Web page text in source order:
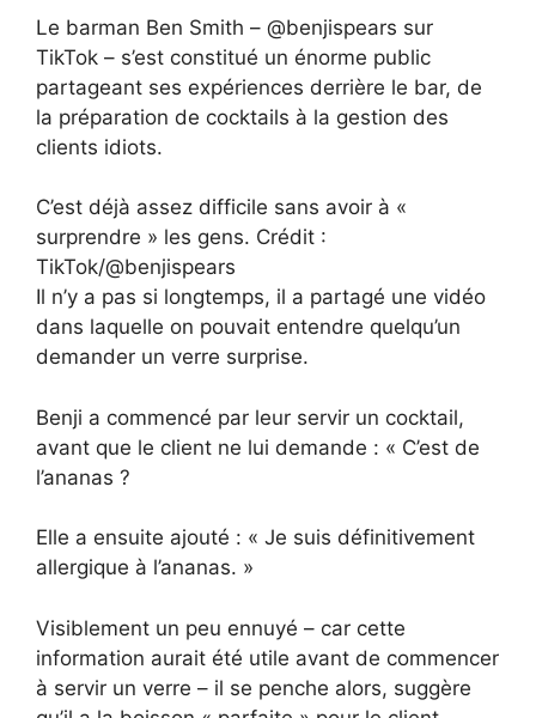
Le barman Ben Smith – @benjispears sur
TikTok – s’est constitué un énorme public
partageant ses expériences derrière le bar, de
la préparation de cocktails à la gestion des
clients idiots.
C’est déjà assez difficile sans avoir à «
surprendre » les gens. Crédit :
TikTok/@benjispears
Il n’y a pas si longtemps, il a partagé une vidéo
dans laquelle on pouvait entendre quelqu’un
demander un verre surprise.
Benji a commencé par leur servir un cocktail,
avant que le client ne lui demande : « C’est de
l’ananas ?
Elle a ensuite ajouté : « Je suis définitivement
allergique à l’ananas. »
Visiblement un peu ennuyé – car cette
information aurait été utile avant de commencer
à servir un verre – il se penche alors, suggère